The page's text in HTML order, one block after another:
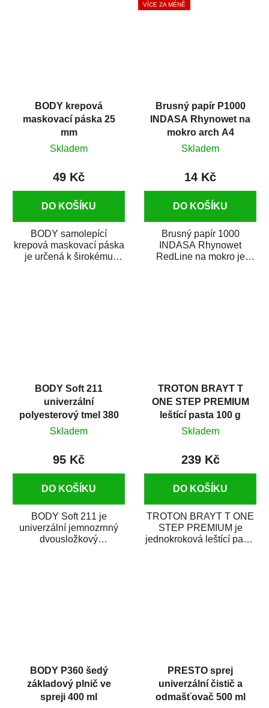
BODY krepová
maskovací páska 25
mm
Skladem
49 Kč
DO KOŠÍKU
BODY samolepící
krepová maskovací páska
je určená k širokému
VÍCE ZA MÉNĚ
Brusný papír P1000
INDASA Rhynowet na
mokro arch A4
Skladem
14 Kč
DO KOŠÍKU
Brusný papír 1000
INDASA Rhynowet
RedLine na mokro je
BODY Soft 211
univerzální
polyesterový tmel 380
g
Skladem
95 Kč
DO KOŠÍKU
BODY Soft 211 je
univerzální jemnozrnný
dvousložkový
TROTON BRAYT T
ONE STEP PREMIUM
leštící pasta 100 g
Skladem
239 Kč
DO KOŠÍKU
TROTON BRAYT T ONE
STEP PREMIUM je
jednokroková leštící pasta
BODY P360 šedý
základový plnič ve
spreji 400 ml
PRESTO sprej
univerzální čistič a
odmašťovač 500 ml